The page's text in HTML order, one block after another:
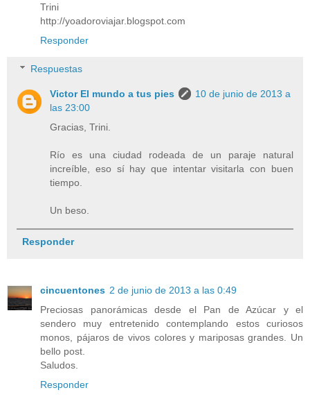
Trini
http://yoadoroviajar.blogspot.com
Responder
Respuestas
Victor El mundo a tus pies
10 de junio de 2013 a
las 23:00
Gracias, Trini.
Río es una ciudad rodeada de un paraje natural
increíble, eso sí hay que intentar visitarla con buen
tiempo.
Un beso.
Responder
cincuentones 2 de junio de 2013 a las 0:49
Preciosas panorámicas desde el Pan de Azúcar y el
sendero muy entretenido contemplando estos curiosos
monos, pájaros de vivos colores y mariposas grandes. Un
bello post.
Saludos.
Responder